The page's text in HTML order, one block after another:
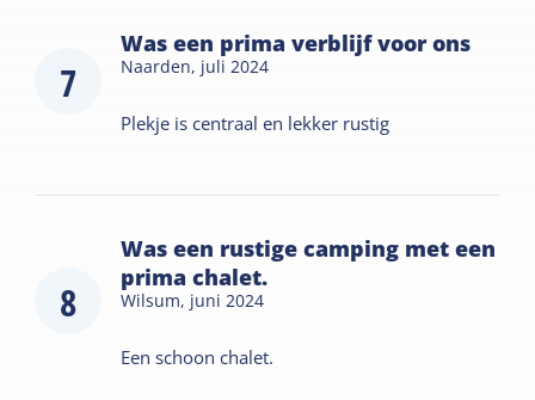
7
Was een prima verblijf voor ons
Naarden, juli 2024
Plekje is centraal en lekker rustig
8
Was een rustige camping met een
prima chalet.
Wilsum, juni 2024
Een schoon chalet.